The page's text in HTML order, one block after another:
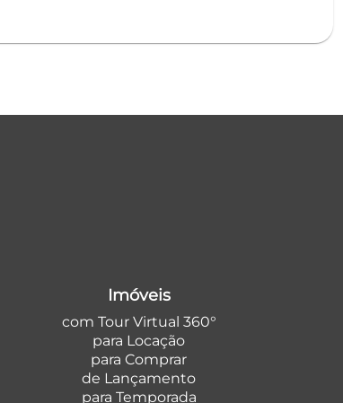
Imóveis
com Tour Virtual 360°
para Locação
para Comprar
de Lançamento
para Temporada